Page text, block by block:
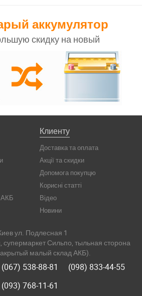
аккумулятор
скидку на новый
АКБ
Клиенту
Доставка та оплата
Акції та скидки
Допомога покупцю
Корисні статті
Відео
Новини
ул. Подлесная 1
Сильпо, тыльная сторона
малый склад АКБ).
(067) 538-88-81
(098) 833-44-55
(093) 768-11-61